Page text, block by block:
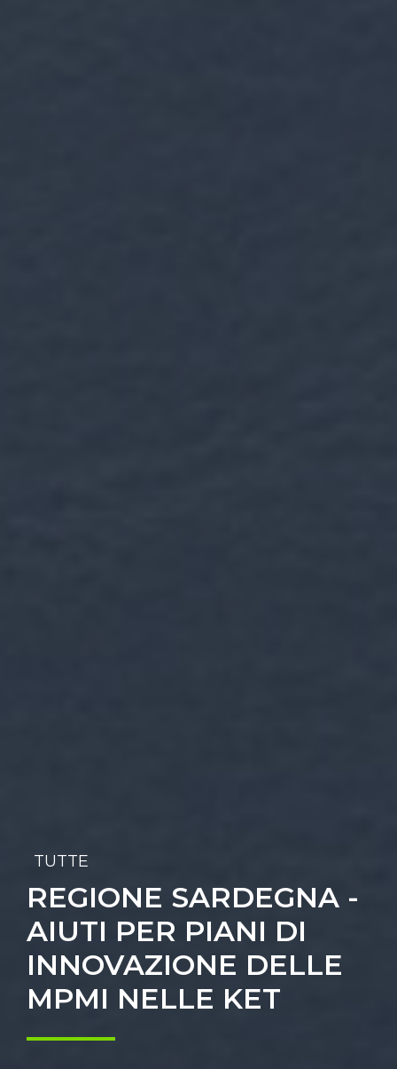
TUTTE
REGIONE SARDEGNA -
AIUTI PER PIANI DI
INNOVAZIONE DELLE
MPMI NELLE KET